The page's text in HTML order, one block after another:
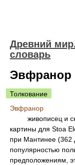
Древний
словарь
Эвфранор
Толкование
Эвфранор
живописец и
картины для Stoa
при Мантинее (362
популярностью
предположениям,